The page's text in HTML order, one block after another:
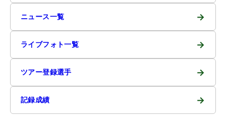
ニュース一覧 →
ライブフォト一覧 →
ツアー登録選手 →
記録成績 →